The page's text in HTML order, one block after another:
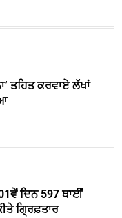
ਤਹਿਤ ਕਰਵਾਏ ਲੱਖਾਂ
ਦਿਨ 597 ਥਾਈਂ
ਗ੍ਰਿਫ਼ਤਾਰ